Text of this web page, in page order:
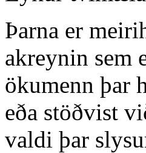
Þarna er
akreynin sem
ökumenn þar
eða stöðvist
valdi þar